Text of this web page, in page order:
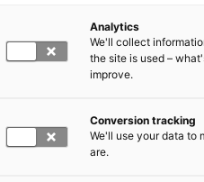
on tärkeä?
kasvomaski?
ja kierrättää?
Analytics
We'll collect
the site is used –
improve.
Conversion tracking
We'll use your data to
are.